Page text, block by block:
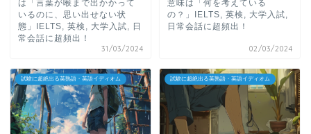
は「言葉が喉まで出かかって
いるのに、思い出せない状
態」IELTS, 英検, 大学入試, 日
常会話に超頻出！
31/03/2024
意味は「何を考えている
の？」IELTS, 英検, 大学入試,
日常会話に超頻出！
02/03/2024
試験に超絶出る英熟語・英語イディオム 試験に超絶出る英熟語・英語イディオム